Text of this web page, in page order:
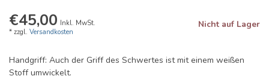
€45,00 Inkl. MwSt.
* zzgl. Versandkosten
Nicht auf Lager
Handgriff: Auch der Griff des Schwertes ist mit einem weißen
Stoff umwickelt.